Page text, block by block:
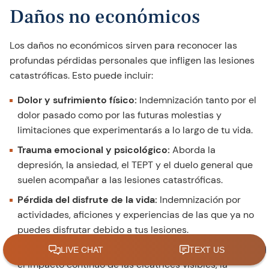
Daños no económicos
Los daños no económicos sirven para reconocer las
profundas pérdidas personales que infligen las lesiones
catastróficas. Esto puede incluir:
Dolor y sufrimiento físico: Indemnización tanto por el
dolor pasado como por las futuras molestias y
limitaciones que experimentarás a lo largo de tu vida.
Trauma emocional y psicológico: Aborda la
depresión, la ansiedad, el TEPT y el duelo general que
suelen acompañar a las lesiones catastróficas.
Pérdida del disfrute de la vida: Indemnización por
actividades, aficiones y experiencias de las que ya no
puedes disfrutar debido a tus lesiones.
Incapacidad permanente y desfiguración: Reconoce
el impacto continuo de las cicatrices visibles, la